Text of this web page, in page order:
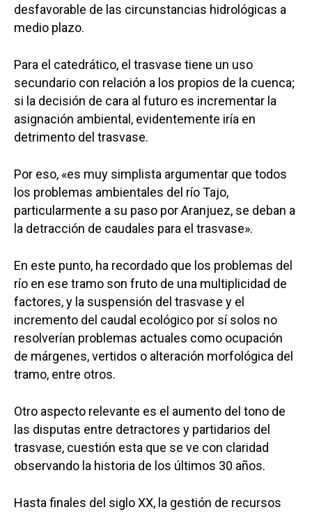
desfavorable de las circunstancias hidrológicas a
medio plazo.
Para el catedrático, el trasvase tiene un uso
secundario con relación a los propios de la cuenca;
si la decisión de cara al futuro es incrementar la
asignación ambiental, evidentemente iría en
detrimento del trasvase.
Por eso, «es muy simplista argumentar que todos
los problemas ambientales del río Tajo,
particularmente a su paso por Aranjuez, se deban a
la detracción de caudales para el trasvase».
En este punto, ha recordado que los problemas del
río en ese tramo son fruto de una multiplicidad de
factores, y la suspensión del trasvase y el
incremento del caudal ecológico por sí solos no
resolverían problemas actuales como ocupación
de márgenes, vertidos o alteración morfológica del
tramo, entre otros.
Otro aspecto relevante es el aumento del tono de
las disputas entre detractores y partidarios del
trasvase, cuestión esta que se ve con claridad
observando la historia de los últimos 30 años.
Hasta finales del siglo XX, la gestión de recursos